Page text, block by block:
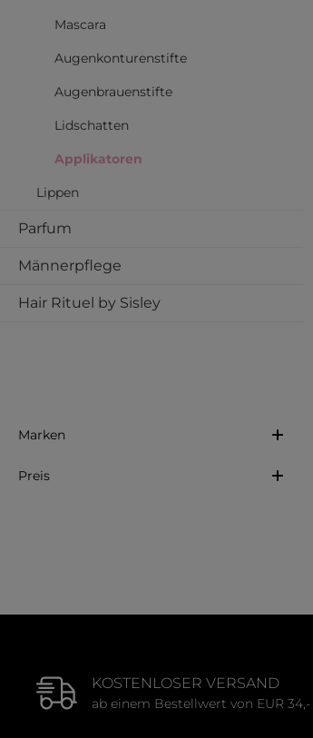
Mascara
Augenkonturenstifte
Augenbrauenstifte
Lidschatten
Applikatoren
Lippen
Parfum
Männerpflege
Hair Rituel by Sisley
Marken
Preis
KOSTENLOSER VERSAND
ab einem Bestellwert von EUR 34,-